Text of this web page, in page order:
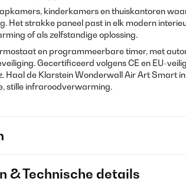
kinderkamers en thuiskantoren
Het strakke paneel past in elk modern
of als zelfstandige oplossing.
en programmeerbare timer, met
Gecertificeerd volgens CE en EU-
Haal de Klarstein Wonderwall Air Art Smart
stille infraroodverwarming.
& Technische details